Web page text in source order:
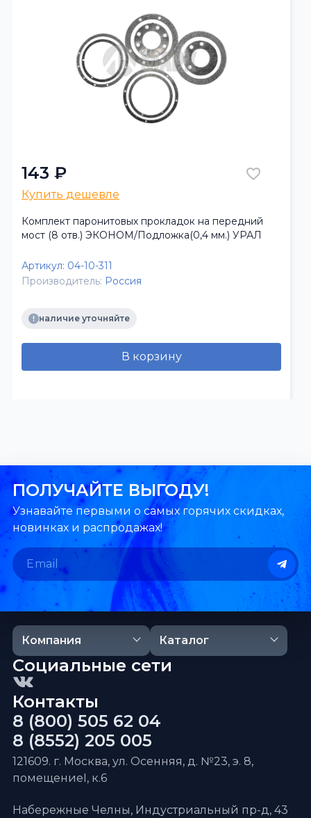
143 ₽
Купить дешевле
Комплект паронитовых прокладок на передний
мост (8 отв.) ЭКОНОМ/Подложка(0,4 мм.) УРАЛ
Артикул: 04-10-311
Производитель: Россия
наличие уточняйте
В корзину
ПОЛУЧАЙТЕ ВЫГОДУ!
Узнавайте первыми о самых горячих скидках,
новинках и распродажах!
Компания Каталог
Контакты
8 (800) 505 62 04
8 (8552) 205 005
121609. г. Москва, ул. Осенняя, д. №23, э. 8,
помещениеI, к.6
Набережные Челны, Индустриальный пр-д, 43
Социальные сети